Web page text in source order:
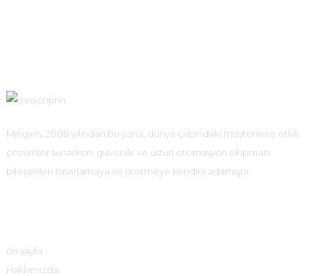
Mingxin, 2008 yılından bu yana, dünya çapındaki müşterilere etkili
çözümler sunarken, güvenilir ve üstün otomasyon ekipmanı
bileşenleri tasarlamaya ve üretmeye kendini adamıştır.
ön sayfa
Hakkımızda